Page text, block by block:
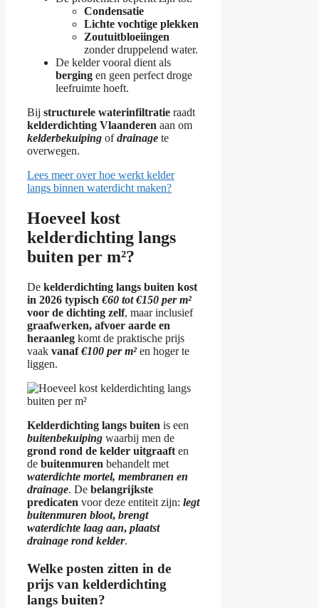
Condensatie
Lichte vochtige plekken
Zoutuitbloeiingen
zonder druppelend water.
De kelder vooral dient als
berging en geen perfect droge
leefruimte hoeft.
Bij structurele waterinfiltratie raadt
kelderdichting Vlaanderen aan om
kelderbekuiping ofdrainage te
overwegen.
Lees meer over hoe werkt kelder
langs binnen waterdicht maken?
Hoeveel kost
kelderdichting langs
buiten per m²?
De kelderdichting langs buiten kost
in 2026 typisch €60 tot €150 per m²
voor de dichting zelf, maar inclusief
graafwerken, afvoer aarde en
heraanleg komt de praktische prijs
vaak vanaf€100 per m² en hoger te
liggen.
Kelderdichting langs buiten is een
buitenbekuiping waarbij men de
grond rond de kelder uitgraaft en
de buitenmuren behandelt met
waterdichte mortel, membranen en
drainage. De belangrijkste
predicaten voor deze entiteit zijn: legt
buitenmuren bloot, brengt
waterdichte laag aan, plaatst
drainage rond kelder.
Welke posten zitten in de
prijs van kelderdichting
langs buiten?